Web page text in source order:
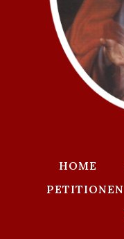
HOME
PETITIONEN